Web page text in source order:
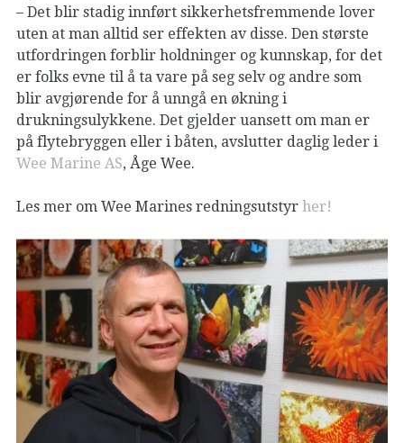
– Det blir stadig innført sikkerhetsfremmende lover
uten at man alltid ser effekten av disse. Den største
utfordringen forblir holdninger og kunnskap, for det
er folks evne til å ta vare på seg selv og andre som
blir avgjørende for å unngå en økning i
drukningsulykkene. Det gjelder uansett om man er
på flytebryggen eller i båten, avslutter daglig leder i
Wee Marine AS, Åge Wee.
Les mer om Wee Marines redningsutstyr her!